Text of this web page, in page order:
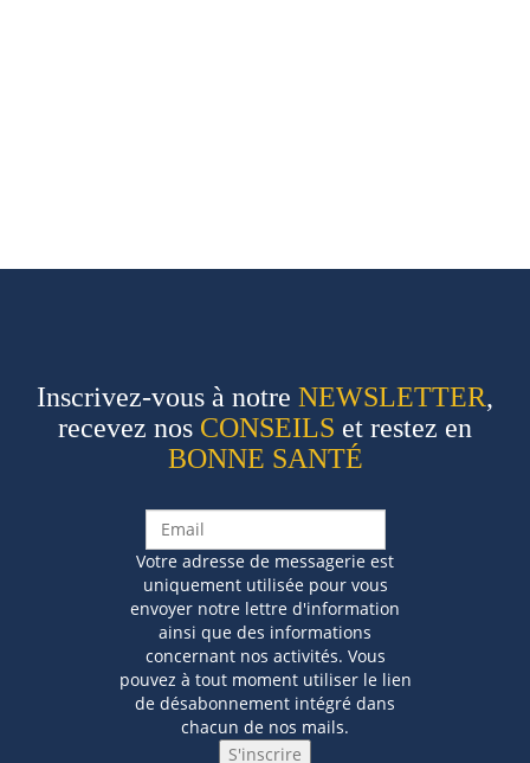
Inscrivez-vous à notre NEWSLETTER,
recevez nos CONSEILS et restez en
BONNE SANTÉ
Votre adresse de messagerie est
uniquement utilisée pour vous
envoyer notre lettre d'information
ainsi que des informations
concernant nos activités. Vous
pouvez à tout moment utiliser le lien
de désabonnement intégré dans
chacun de nos mails.